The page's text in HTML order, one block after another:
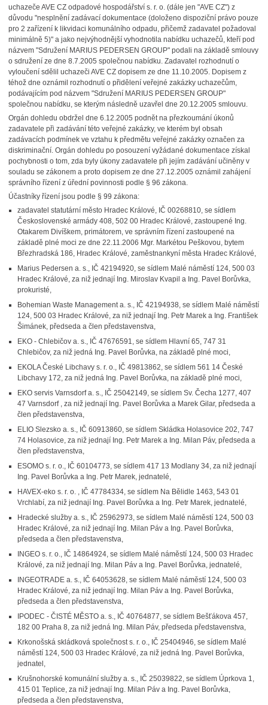
uchazeče AVE CZ odpadové hospodářství s. r. o. (dále jen "AVE CZ") z
důvodu "nesplnění zadávací dokumentace (doloženo dispoziční právo pouze
pro 2 zařízení k likvidaci komunálního odpadu, přičemž zadavatel požadoval
minimálně 5)" a jako nejvýhodnější vyhodnotila nabídku uchazečů, kteří pod
názvem "Sdružení MARIUS PEDERSEN GROUP" podali na základě smlouvy
o sdružení ze dne 8.7.2005 společnou nabídku. Zadavatel rozhodnutí o
vyloučení sdělil uchazeči AVE CZ dopisem ze dne 11.10.2005. Dopisem z
téhož dne oznámil rozhodnutí o přidělení veřejné zakázky uchazečům,
podávajícím pod názvem "Sdružení MARIUS PEDERSEN GROUP"
společnou nabídku, se kterým následně uzavřel dne 20.12.2005 smlouvu.
Orgán dohledu obdržel dne 6.12.2005 podnět na přezkoumání úkonů
zadavatele při zadávání této veřejné zakázky, ve kterém byl obsah
zadávacích podmínek ve vztahu k předmětu veřejné zakázky označen za
diskriminační. Orgán dohledu po posouzení vyžádané dokumentace získal
pochybnosti o tom, zda byly úkony zadavatele při jejím zadávání učiněny v
souladu se zákonem a proto dopisem ze dne 27.12.2005 oznámil zahájení
správního řízení z úřední povinnosti podle § 96 zákona.
Účastníky řízení jsou podle § 99 zákona:
zadavatel statutární město Hradec Králové, IČ 00268810, se sídlem
Československé armády 408, 502 00 Hradec Králové, zastoupené Ing.
Otakarem Divíškem, primátorem, ve správním řízení zastoupené na
základě plné moci ze dne 22.11.2006 Mgr. Markétou Peškovou, bytem
Březhradská 186, Hradec Králové, zaměstnankyní města Hradec Králové,
Marius Pedersen a. s., IČ 42194920, se sídlem Malé náměstí 124, 500 03
Hradec Králové, za niž jednají Ing. Miroslav Kvapil a Ing. Pavel Borůvka,
prokuristé,
Bohemian Waste Management a. s., IČ 42194938, se sídlem Malé náměstí
124, 500 03 Hradec Králové, za niž jednají Ing. Petr Marek a Ing. František
Šimánek, předseda a člen představenstva,
EKO - Chlebičov a. s., IČ 47676591, se sídlem Hlavní 65, 747 31
Chlebičov, za niž jedná Ing. Pavel Borůvka, na základě plné moci,
EKOLA České Libchavy s. r. o., IČ 49813862, se sídlem 561 14 České
Libchavy 172, za niž jedná Ing. Pavel Borůvka, na základě plné moci,
EKO servis Varnsdorf a. s., IČ 25042149, se sídlem Sv. Čecha 1277, 407
47 Varnsdorf , za niž jednají Ing. Pavel Borůvka a Marek Gilar, předseda a
člen představenstva,
ELIO Slezsko a. s., IČ 60913860, se sídlem Skládka Holasovice 202, 747
74 Holasovice, za niž jednají Ing. Petr Marek a Ing. Milan Páv, předseda a
člen představenstva,
ESOMO s. r. o., IČ 60104773, se sídlem 417 13 Modlany 34, za niž jednají
Ing. Pavel Borůvka a Ing. Petr Marek, jednatelé,
HAVEX-eko s. r. o. , IČ 47784334, se sídlem Na Bělidle 1463, 543 01
Vrchlabí, za niž jednají Ing. Pavel Borůvka a Ing. Petr Marek, jednatelé,
Hradecké služby a. s., IČ 25962973, se sídlem Malé náměstí 124, 500 03
Hradec Králové, za niž jednají Ing. Milan Páv a Ing. Pavel Borůvka,
předseda a člen představenstva,
INGEO s. r. o., IČ 14864924, se sídlem Malé náměstí 124, 500 03 Hradec
Králové, za niž jednají Ing. Milan Páv a Ing. Pavel Borůvka, jednatelé,
INGEOTRADE a. s., IČ 64053628, se sídlem Malé náměstí 124, 500 03
Hradec Králové, za niž jednají Ing. Milan Páv a Ing. Pavel Borůvka,
předseda a člen představenstva,
IPODEC - ČISTÉ MĚSTO a. s., IČ 40764877, se sídlem Bešťákova 457,
182 00 Praha 8, za niž jedná Ing. Milan Páv, předseda představenstva,
Krkonošská skládková společnost s. r. o., IČ 25404946, se sídlem Malé
náměstí 124, 500 03 Hradec Králové, za niž jedná Ing. Pavel Borůvka,
jednatel,
Krušnohorské komunální služby a. s., IČ 25039822, se sídlem Úprkova 1,
415 01 Teplice, za niž jednají Ing. Milan Páv a Ing. Pavel Borůvka,
předseda a člen představenstva,